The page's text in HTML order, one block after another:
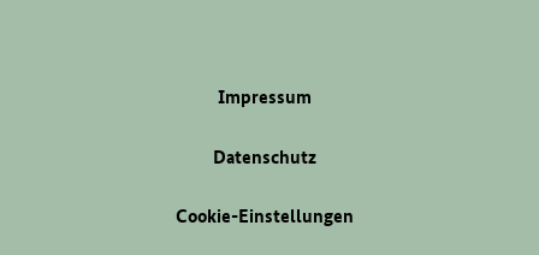
Impressum
Datenschutz
Cookie-Einstellungen